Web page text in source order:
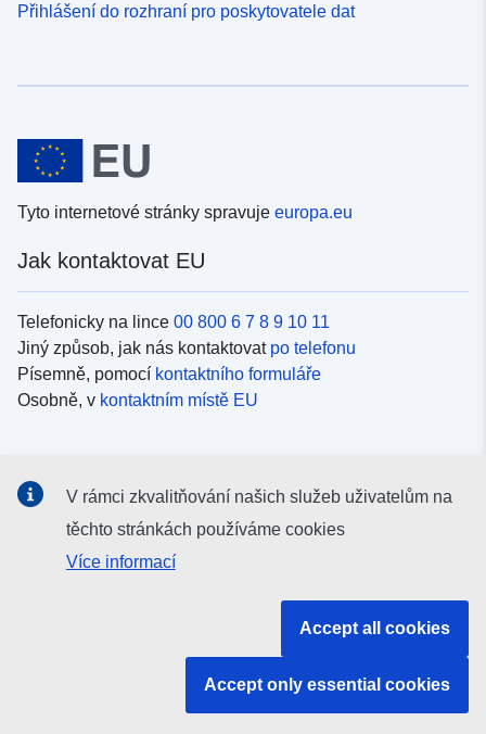
Přihlášení do rozhraní pro poskytovatele dat
Tyto internetové stránky spravuje europa.eu
Jak kontaktovat EU
Telefonicky na lince 00 800 6 7 8 9 10 11
Jiný způsob, jak nás kontaktovat po telefonu
Písemně, pomocí kontaktního formuláře
Osobně, v kontaktním místě EU
Vyhledávání informačních kanálů EU vsociálních médiích
V rámci zkvalitňování našich služeb uživatelům na
těchto stránkách používáme cookies
Více informací
Accept all cookies
Accept only essential cookies